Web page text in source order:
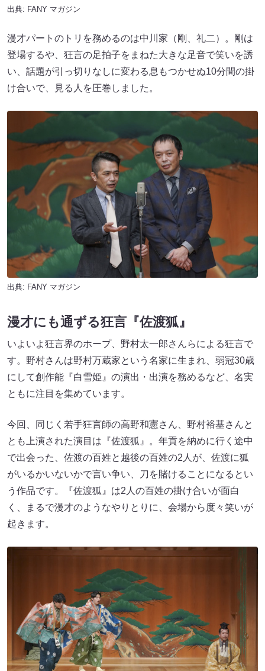
出典: FANY マガジン
漫才パートのトリを務めるのは中川家（剛、礼二）。剛は
登場するや、狂言の足拍子をまねた大きな足音で笑いを誘
い、話題が引っ切りなしに変わる息もつかせぬ10分間の掛
け合いで、見る人を圧巻しました。
出典: FANY マガジン
漫才にも通ずる狂言『佐渡狐』
いよいよ狂言界のホープ、野村太一郎さんらによる狂言で
す。野村さんは野村万蔵家という名家に生まれ、弱冠30歳
にして創作能『白雪姫』の演出・出演を務めるなど、名実
ともに注目を集めています。
今回、同じく若手狂言師の高野和憲さん、野村裕基さんと
とも上演された演目は『佐渡狐』。年貢を納めに行く途中
で出会った、佐渡の百姓と越後の百姓の2人が、佐渡に狐
がいるかいないかで言い争い、刀を賭けることになるとい
う作品です。『佐渡狐』は2人の百姓の掛け合いが面白
く、まるで漫才のようなやりとりに、会場から度々笑いが
起きます。